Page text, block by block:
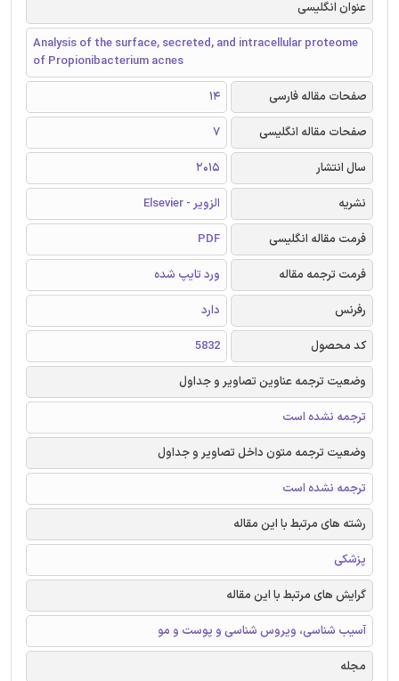
عنوان انگلیسی
Analysis of the surface, secreted, and intracellular proteome
of Propionibacterium acnes
صفحات مقاله فارسی
14
صفحات مقاله انگلیسی
7
سال انتشار
2015
نشریه
الزویر - Elsevier
فرمت مقاله انگلیسی
PDF
فرمت ترجمه مقاله
ورد تایپ شده
رفرنس
دارد
کد محصول
5832
وضعیت ترجمه عناوین تصاویر و جداول
ترجمه نشده است
وضعیت ترجمه متون داخل تصاویر و جداول
ترجمه نشده است
رشته های مرتبط با این مقاله
پزشکی
گرایش های مرتبط با این مقاله
آسیب شناسی، ویروس شناسی و پوست و مو
مجله